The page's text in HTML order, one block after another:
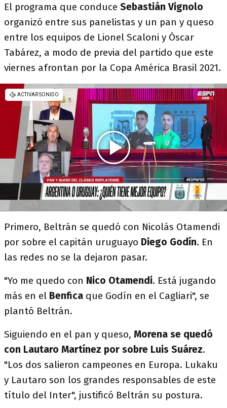
El programa que conduce Sebastián Vignolo
organizó entre sus panelistas y un pan y queso
entre los equipos de Lionel Scaloni y Óscar
Tabárez, a modo de previa del partido que este
viernes afrontan por la Copa América Brasil 2021.
Primero, Beltrán se quedó con Nicolás Otamendi
por sobre el capitán uruguayo Diego Godín. En
las redes no se la dejaron pasar.
"Yo me quedo con Nico Otamendi. Está jugando
más en el Benfica que Godín en el Cagliari", se
plantó Beltrán.
Siguiendo en el pan y queso, Morena se quedó
con Lautaro Martínez por sobre Luis Suárez.
"Los dos salieron campeones en Europa. Lukaku
y Lautaro son los grandes responsables de este
título del Inter", justificó Beltrán su postura.